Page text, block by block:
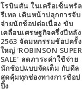
โรบินสัน ในเครือเซ็นทรัล
รีเทล เดินหน้าปลุกการจับ
จ่ายนักช้อปต่อเนื่อง ขับ
เคลื่อนเศรษฐกิจครึ่งปีหลัง
2563 จัดมหกรรมช้อปครั้ง
ใหญ่ ‘ROBINSON SUPER
SALE’ ลดภาระค่าใช้จ่าย
นักช้อปแบบจัดเต็ม กับดีล
สุดคุ้มทุกช่องทางการช้อป
ปิ้ง